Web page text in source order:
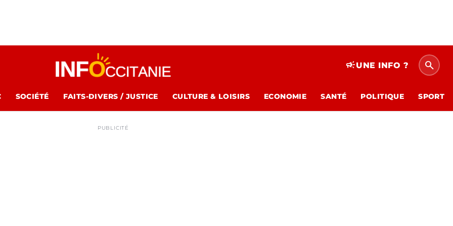
campaignUNE INFO ? search
SOCIÉTÉ FAITS-DIVERS / JUSTICE CULTURE & LOISIRS ECONOMIE SANTÉ POLITIQUE SPORT
PUBLICITÉ